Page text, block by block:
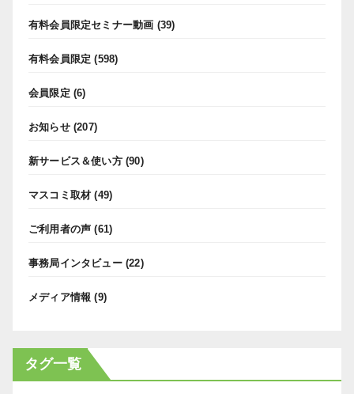
有料会員限定セミナー動画 (39)
有料会員限定 (598)
会員限定 (6)
お知らせ(207)
新サービス＆使い方(90)
マスコミ取材 (49)
ご利用者の声 (61)
事務局インタビュー(22)
メディア情報 (9)
タグ一覧